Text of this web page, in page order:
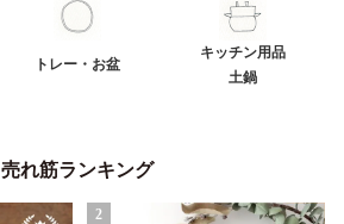
トレー・お盆
キッチン用品
土鍋
売れ筋ランキング
2